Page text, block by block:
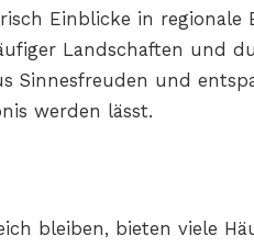
Einblicke in regionale
Landschaften und
Sinnesfreuden und
werden lässt.
bleiben, bieten viele